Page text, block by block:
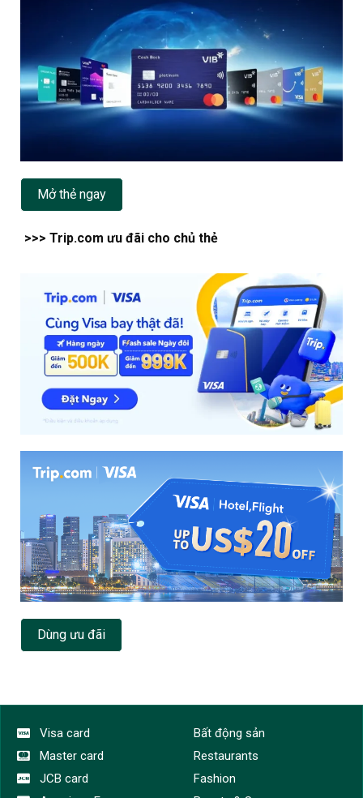
Mở thẻ ngay
>>> Trip.com ưu đãi cho chủ thẻ
Dùng ưu đãi
Visa card
Master card
JCB card
Bất động sản
Restaurants
Fashion